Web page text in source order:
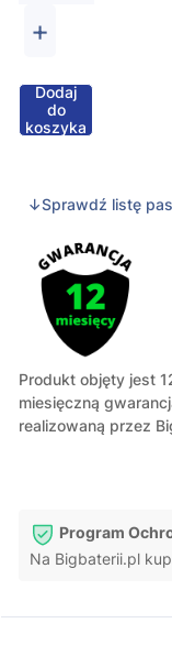
+
Dodaj
do
koszyka
↓Sprawdź listę
Produkt objęty jest
miesięczną
realizowaną przez
Program
Na Bigbaterii.pl